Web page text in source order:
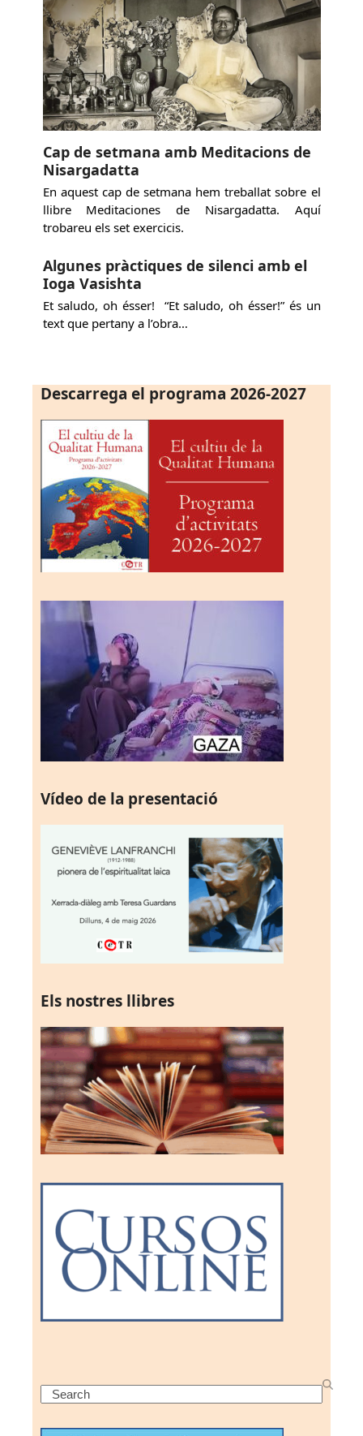
Cap de setmana amb Meditacions de
Nisargadatta
En aquest cap de setmana hem treballat sobre el
llibre Meditaciones de Nisargadatta. Aquí
trobareu els set exercicis.
Algunes pràctiques de silenci amb el
Ioga Vasishta
Et saludo, oh ésser! “Et saludo, oh ésser!” és un
text que pertany a l’obra…
Descarrega el programa 2026-2027
Vídeo de la presentació
Els nostres llibres
Search